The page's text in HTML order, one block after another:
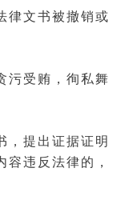
律文书被撤销或
污受贿 ，徇私舞
，提出证据证明
容违反法律的，